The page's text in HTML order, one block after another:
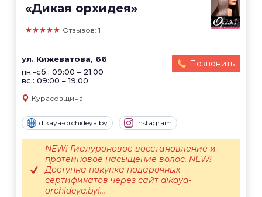
«Дикая орхидея»
★★★★★ Отзывов: 1
ул. Кижеватова, 66
пн.-сб.: 09:00 – 21:00
вс.: 09:00 – 19:00
Позвонить
Курасовщина
dikaya-orchideya.by Instagram
NEW! Гиалуроновое восстановление и
протеиновое насыщение волос. NEW!
Доступна покупка подарочных
сертификатов через сайт dikaya-
orchideya.by!...